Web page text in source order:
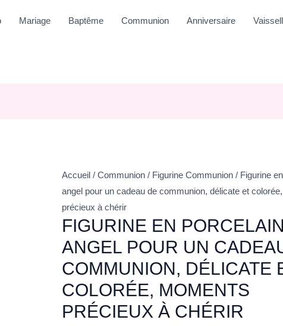
Mariage Baptême Communion Anniversaire
Accueil / Communion / Figurine Communion / Figurine
angel pour un cadeau de communion, délicate et
précieux à chérir
FIGURINE EN
ANGEL POUR UN
COMMUNION, DÉLICATE
COLORÉE, MOMENTS
PRÉCIEUX À CHÉRIR